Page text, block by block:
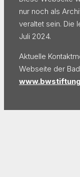
nur noch als
veraltet sein. Die
Juli 2024.
Aktuelle
Webseite der